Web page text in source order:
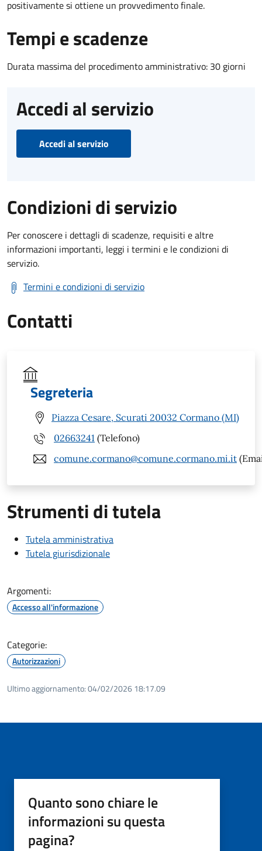
positivamente si ottiene un provvedimento finale.
Tempi e scadenze
Durata massima del procedimento amministrativo: 30 giorni
Accedi al servizio
Accedi al servizio
Condizioni di servizio
Per conoscere i dettagli di scadenze, requisiti e altre
informazioni importanti, leggi i termini e le condizioni di
servizio.
Termini e condizioni di servizio
Contatti
Segreteria
Piazza Cesare, Scurati 20032 Cormano (MI)
02663241 (Telefono)
comune.cormano@comune.cormano.mi.it
Strumenti di tutela
Tutela amministrativa
Tutela giurisdizionale
Argomenti:
Accesso all'informazione
Categorie:
Autorizzazioni
Ultimo aggiornamento:04/02/2026 18:17.09
Quanto sono chiare le
informazioni su questa
pagina?